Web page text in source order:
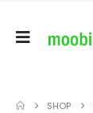
SHOP